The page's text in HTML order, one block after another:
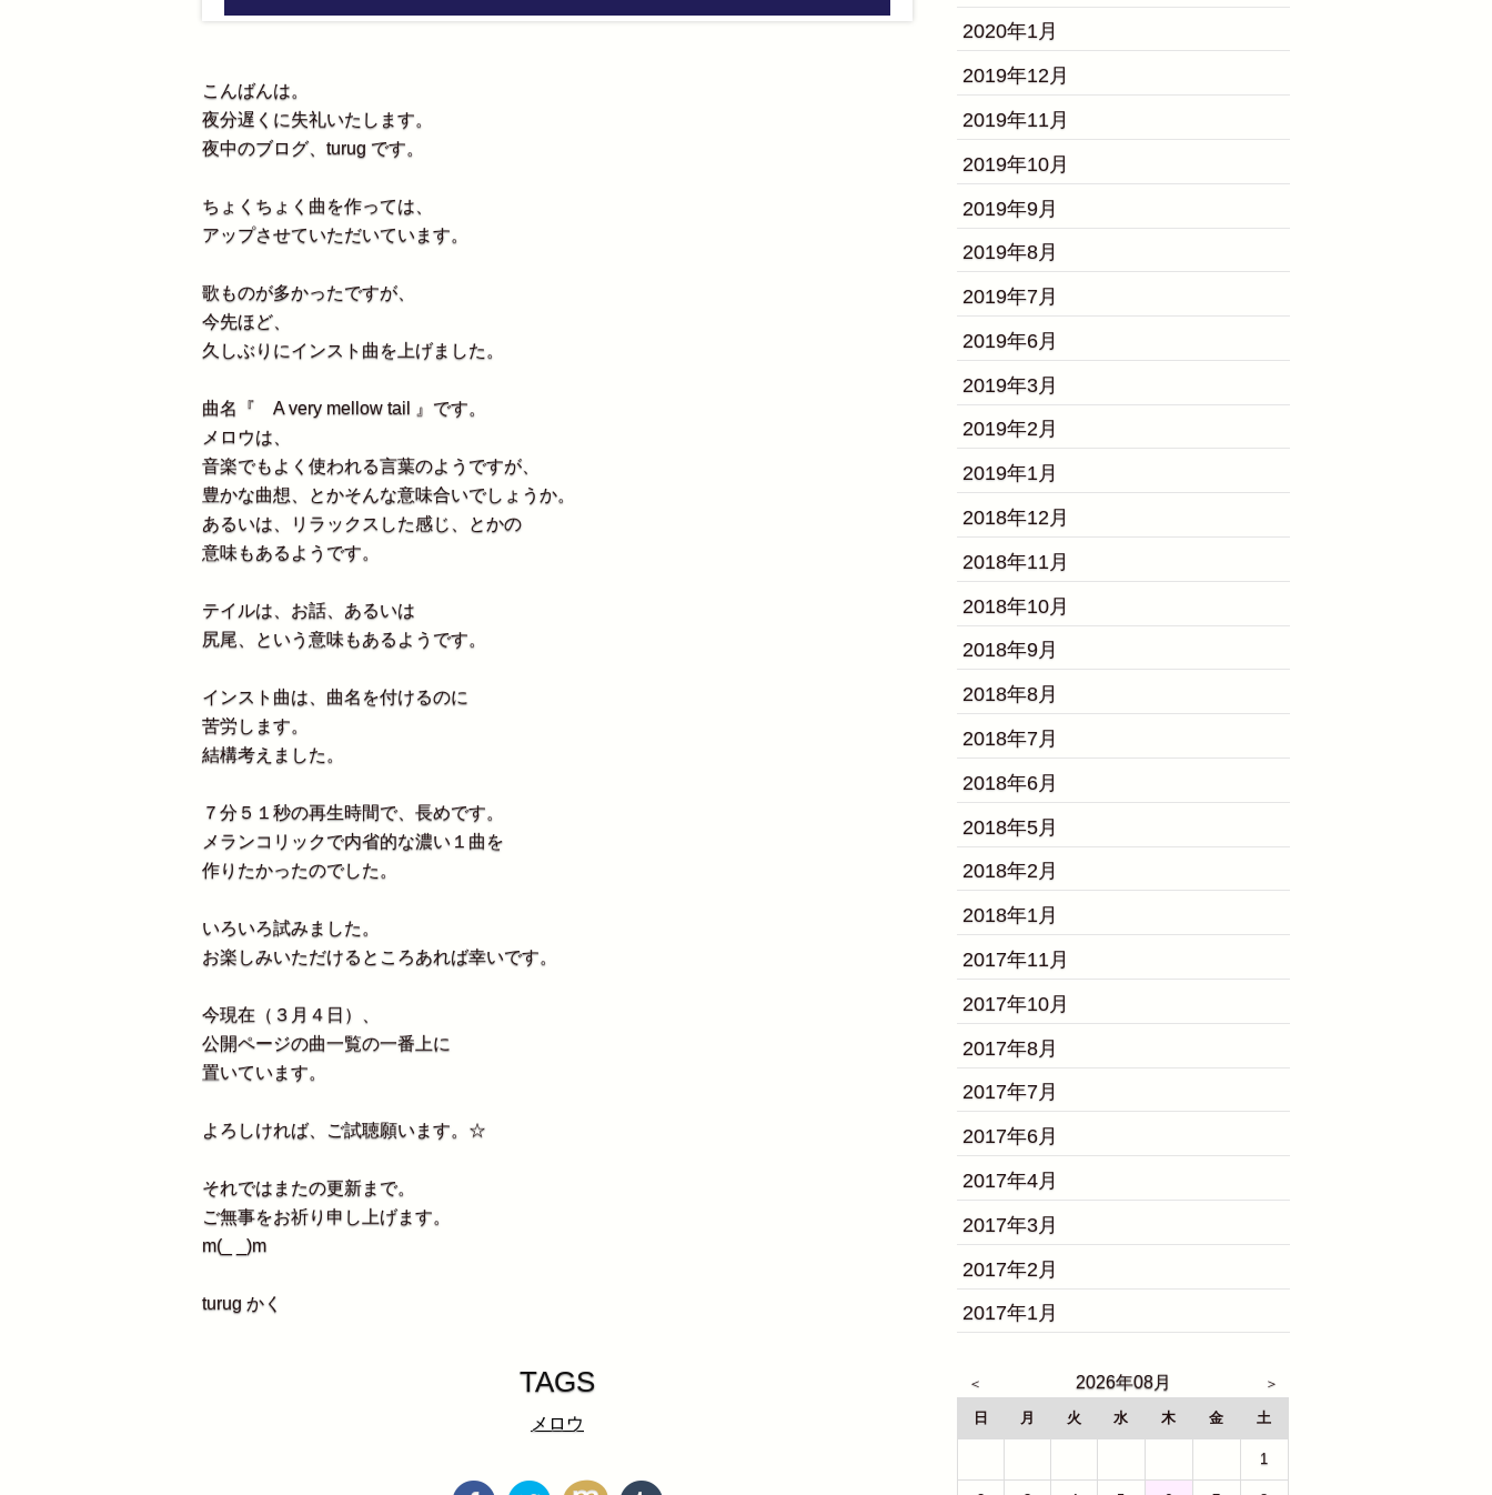
こんばんは。
夜分遅くに失礼いたします。
夜中のブログ、turug です。
ちょくちょく曲を作っては、
アップさせていただいています。
歌ものが多かったですが、
今先ほど、
久しぶりにインスト曲を上げました。
曲名『 A very mellow tail 』です。
メロウは、
音楽でもよく使われる言葉のようですが、
豊かな曲想、とかそんな意味合いでしょうか。
あるいは、リラックスした感じ、とかの
意味もあるようです。
テイルは、お話、あるいは
尻尾、という意味もあるようです。
インスト曲は、曲名を付けるのに
苦労します。
結構考えました。
７分５１秒の再生時間で、長めです。
メランコリックで内省的な濃い１曲を
作りたかったのでした。
いろいろ試みました。
お楽しみいただけるところあれば幸いです。
今現在（３月４日）、
公開ページの曲一覧の一番上に
置いています。
よろしければ、ご試聴願います。☆
それではまたの更新まで。
ご無事をお祈り申し上げます。
m(_ _)m
turug かく
TAGS
メロウ
2020年1月
2019年12月
2019年11月
2019年10月
2019年9月
2019年8月
2019年7月
2019年6月
2019年3月
2019年2月
2019年1月
2018年12月
2018年11月
2018年10月
2018年9月
2018年8月
2018年7月
2018年6月
2018年5月
2018年2月
2018年1月
2017年11月
2017年10月
2017年8月
2017年7月
2017年6月
2017年4月
2017年3月
2017年2月
2017年1月
2026年08月
日 月 火 水 木 金 土
1